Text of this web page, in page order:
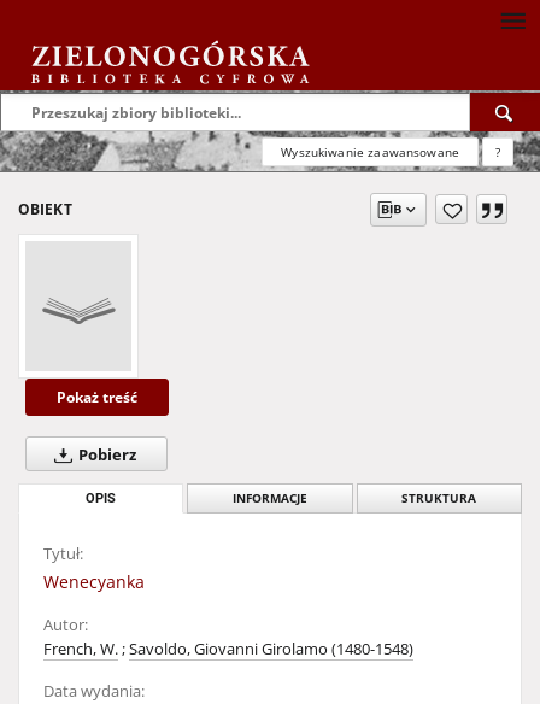
Wyszukiwanie zaawansowane ?
OBIEKT
Pokaż treść
Pobierz
OPIS INFORMACJE STRUKTURA
Tytuł:
Wenecyanka
Autor:
French, W.;Savoldo, Giovanni Girolamo (1480-1548)
Data wydania: